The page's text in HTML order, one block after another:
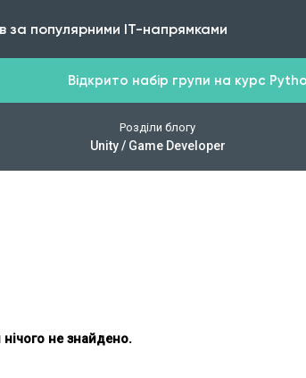
за популярними IT-напрямками
Відкрито набір групи на курс
Розділи блогу
Unity / Game Developer
не знайдено.